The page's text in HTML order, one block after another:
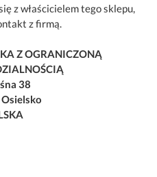
z właścicielem tego sklepu,
z firmą.
Z OGRANICZONĄ
38